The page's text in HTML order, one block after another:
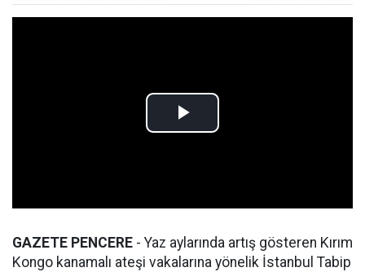
GAZETE PENCERE - Yaz aylarında artış gösteren Kırım
Kongo kanamalı ateşi vakalarına yönelik İstanbul Tabip